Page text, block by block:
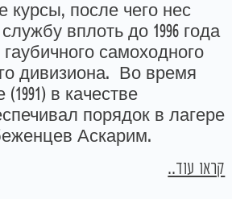
курсы, после чего нес
вплоть до 1996 года
гаубичного самоходного
дивизиона. Во время
в качестве
порядок в лагере
Аскарим.
קראו עוד..